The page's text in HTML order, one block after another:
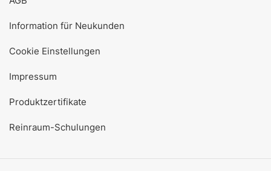
Information für Neukunden
Cookie Einstellungen
Impressum
Produktzertifikate
Reinraum-Schulungen